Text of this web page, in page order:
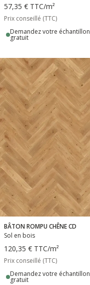
57,35 € TTC/m²
Prix conseillé (TTC)
Demandez votre échantillon
gratuit
BÂTON ROMPU CHÊNE CD
Sol en bois
120,35 € TTC/m²
Prix conseillé (TTC)
Demandez votre échantillon
gratuit